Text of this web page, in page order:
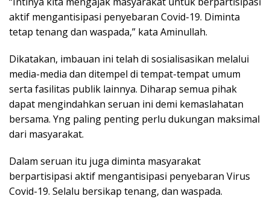
aktif mengantisipasi penyebaran Covid-19. Diminta
tetap tenang dan waspada,” kata Aminullah.
Dikatakan, imbauan ini telah di sosialisasikan melalui
media-media dan ditempel di tempat-tempat umum
serta fasilitas publik lainnya. Diharap semua pihak
dapat mengindahkan seruan ini demi kemaslahatan
bersama. Yng paling penting perlu dukungan maksimal
dari masyarakat.
Dalam seruan itu juga diminta masyarakat
berpartisipasi aktif mengantisipasi penyebaran Virus
Covid-19. Selalu bersikap tenang, dan waspada.